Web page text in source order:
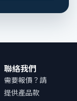
聯絡我們
需要報價？請
提供產品款